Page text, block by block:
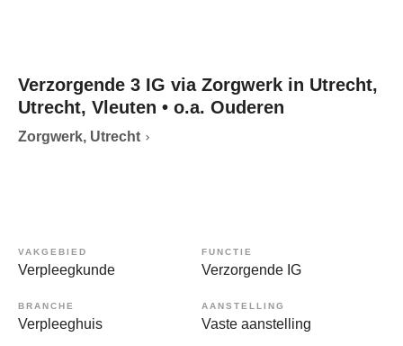
Verzorgende 3 IG via Zorgwerk in Utrecht,
Utrecht, Vleuten • o.a. Ouderen
Zorgwerk, Utrecht
VAKGEBIED
Verpleegkunde
FUNCTIE
Verzorgende IG
BRANCHE
Verpleeghuis
AANSTELLING
Vaste aanstelling